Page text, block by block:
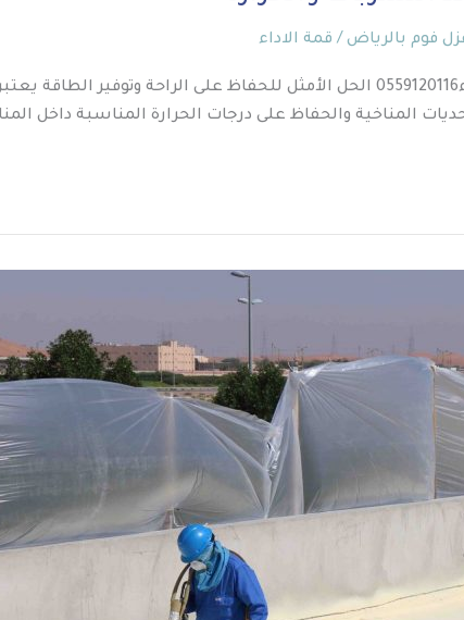
فوم بالرياض / قمة الاداء
عزل اسطح بحي الحمراء عزل اسطح بحي الحمراء – قمة الأداء0559120116 الحل
المناخية والحفاظ على درجات الحرارة المناسبة داخل